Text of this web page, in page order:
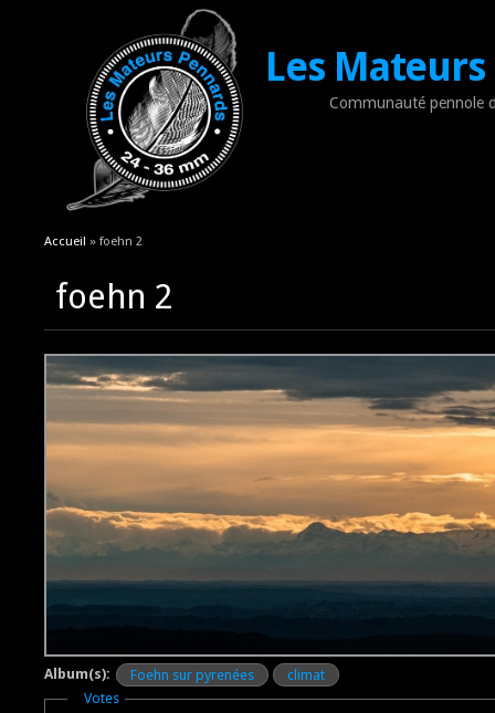
Les
Communauté pennole
Vous êtes ici
Accueil » foehn 2
foehn 2
Album(s): Foehn sur pyrenées
climat
Masquer
Votes